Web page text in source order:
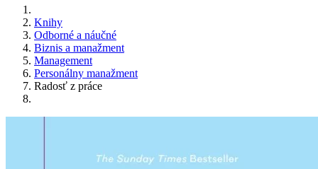
Knihy
Odborné a náučné
Biznis a manažment
Management
Personálny manažment
Radosť z práce